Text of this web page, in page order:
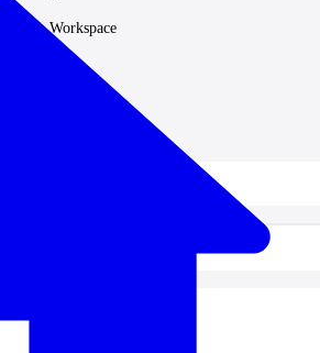
Google Workspace
HRM Module